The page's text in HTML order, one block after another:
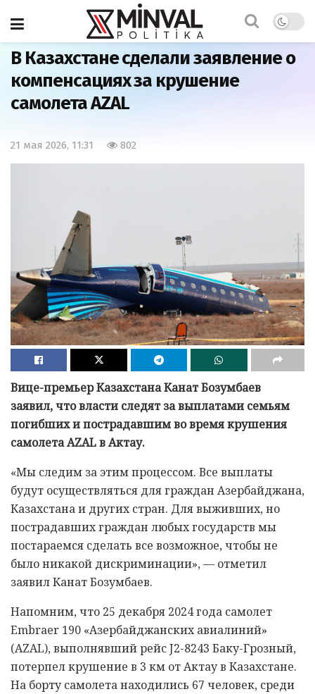
Главная
В Казахстане сделали заявление о
компенсациях за крушение
самолета AZAL
21 мая 2026, 11:31 802
Вице-премьер Казахстана Канат Бозумбаев
заявил, что власти следят за выплатами семьям
погибших и пострадавшим во время крушения
самолета AZAL в Актау.
«Мы следим за этим процессом. Все выплаты
будут осуществляться для граждан Азербайджана,
Казахстана и других стран. Для выживших, но
пострадавших граждан любых государств мы
постараемся сделать все возможное, чтобы не
было никакой дискриминации», — отметил
заявил Канат Бозумбаев.
Напомним, что 25 декабря 2024 года самолет
Embraer 190 «Азербайджанских авиалиний»
(AZAL), выполнявший рейс J2-8243 Баку-Грозный,
потерпел крушение в 3 км от Актау в Казахстане.
На борту самолета находились 67 человек, среди